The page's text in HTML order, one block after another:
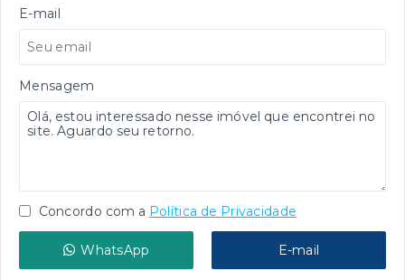
E-mail
Mensagem
Concordo com a Política de Privacidade
WhatsApp E-mail